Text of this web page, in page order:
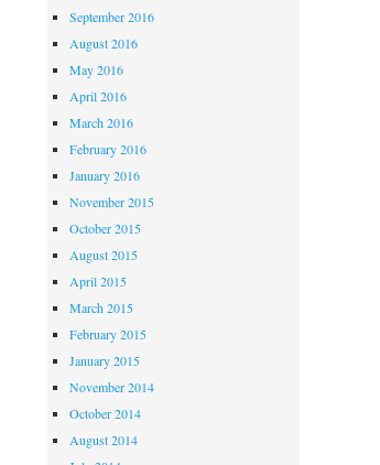
September 2016
August 2016
May 2016
April 2016
March 2016
February 2016
January 2016
November 2015
October 2015
August 2015
April 2015
March 2015
February 2015
January 2015
November 2014
October 2014
August 2014